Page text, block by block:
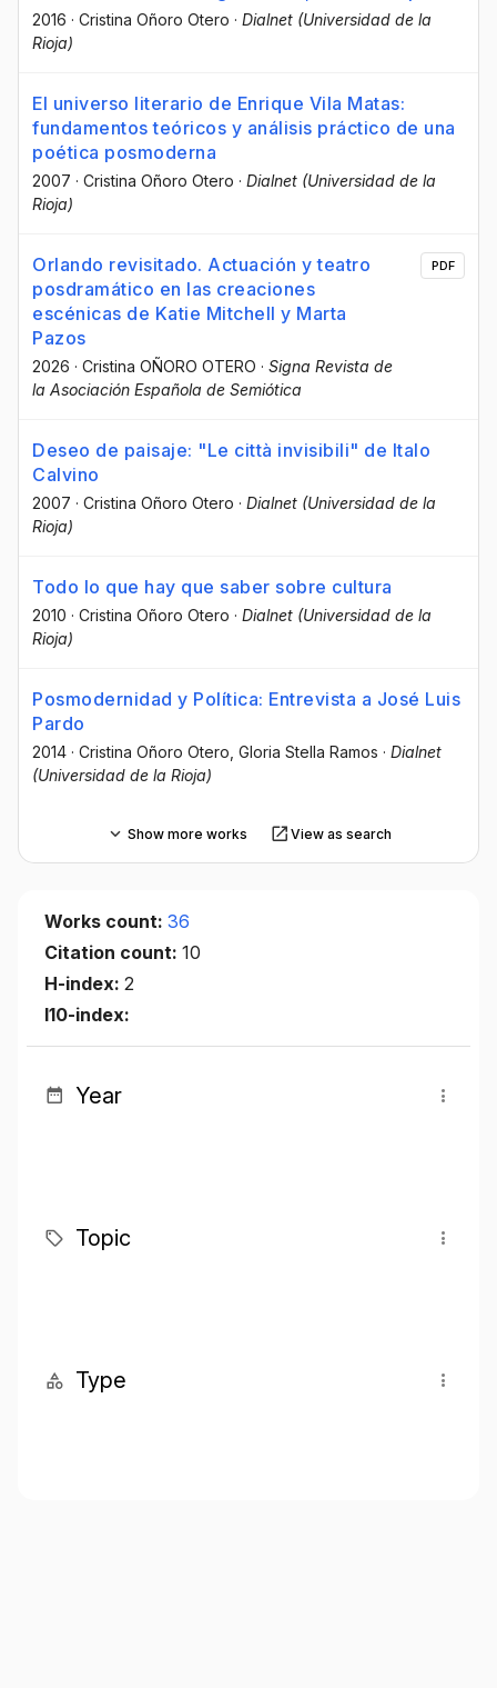
2016 · Cristina Oñoro Otero · Dialnet (Universidad de la
Rioja)
El universo literario de Enrique Vila Matas:
fundamentos teóricos y análisis práctico de una
poética posmoderna
2007 · Cristina Oñoro Otero · Dialnet (Universidad de la
Rioja)
Orlando revisitado. Actuación y teatro
posdramático en las creaciones
escénicas de Katie Mitchell y Marta
Pazos
2026 · Cristina OÑORO OTERO · Signa Revista de
la Asociación Española de Semiótica
PDF
Deseo de paisaje: "Le città invisibili" de Italo
Calvino
2007 · Cristina Oñoro Otero · Dialnet (Universidad de la
Rioja)
Todo lo que hay que saber sobre cultura
2010 · Cristina Oñoro Otero · Dialnet (Universidad de la
Rioja)
Posmodernidad y Política: Entrevista a José Luis
Pardo
2014 · Cristina Oñoro Otero , Gloria Stella Ramos · Dialnet
(Universidad de la Rioja)
Show more works View as search
Works count: 36
Citation count: 10
H-index: 2
I10-index:
Year
Topic
Type